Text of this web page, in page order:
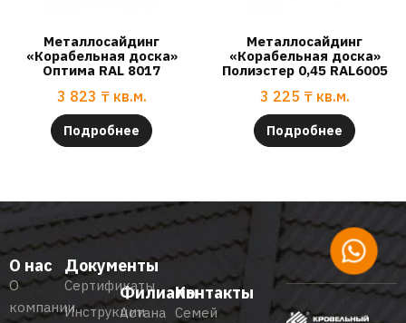
Металлосайдинг
«Корабельная доска»
Оптима RAL 8017
3 823 ₸ кв.м.
Подробнее
Металлосайдинг
«Корабельная доска»
Полиэстер 0,45 RAL6005
3 225 ₸ кв.м.
Подробнее
О нас
О
компании
Документы
Сертификаты
Инструкции
Филиалы
Астана
Контакты
Семей